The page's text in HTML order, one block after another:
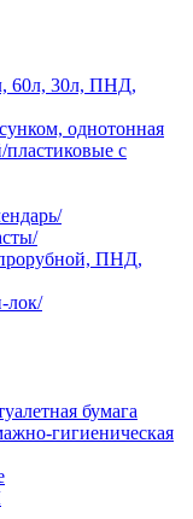
60л, 30л, ПНД,
однотонная
с
ПНД,
лок/
бумага
гигиеническая